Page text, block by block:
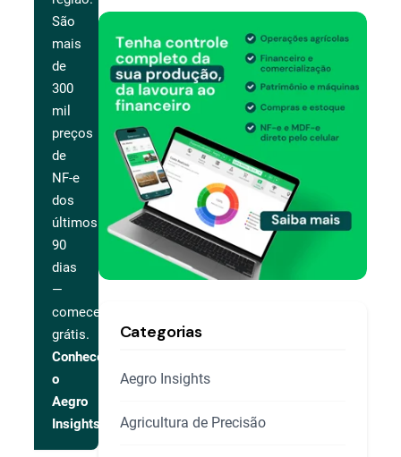
São
mais
de
300
mil
preços
de
NF-e
dos
últimos
90
dias
—
comece
grátis.
Conhecer
o
Aegro
Insights
Categorias
Aegro Insights
Agricultura de Precisão